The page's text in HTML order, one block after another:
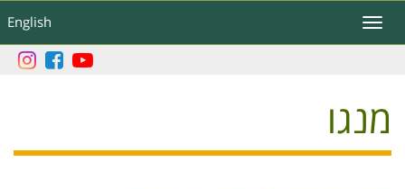
לתוכן
העיקרי
English
Toggle
navigation
מנגו